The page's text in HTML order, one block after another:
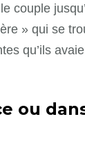
couple
» qui se
qu’ils
ou